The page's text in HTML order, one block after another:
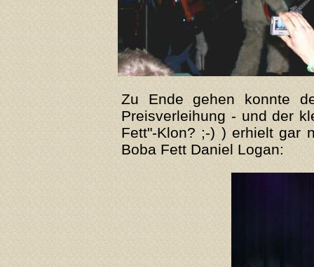
Zu Ende gehen konnte
Preisverleihung - und der
Fett"-Klon? ;-) ) erhielt gar
Boba Fett Daniel Logan: